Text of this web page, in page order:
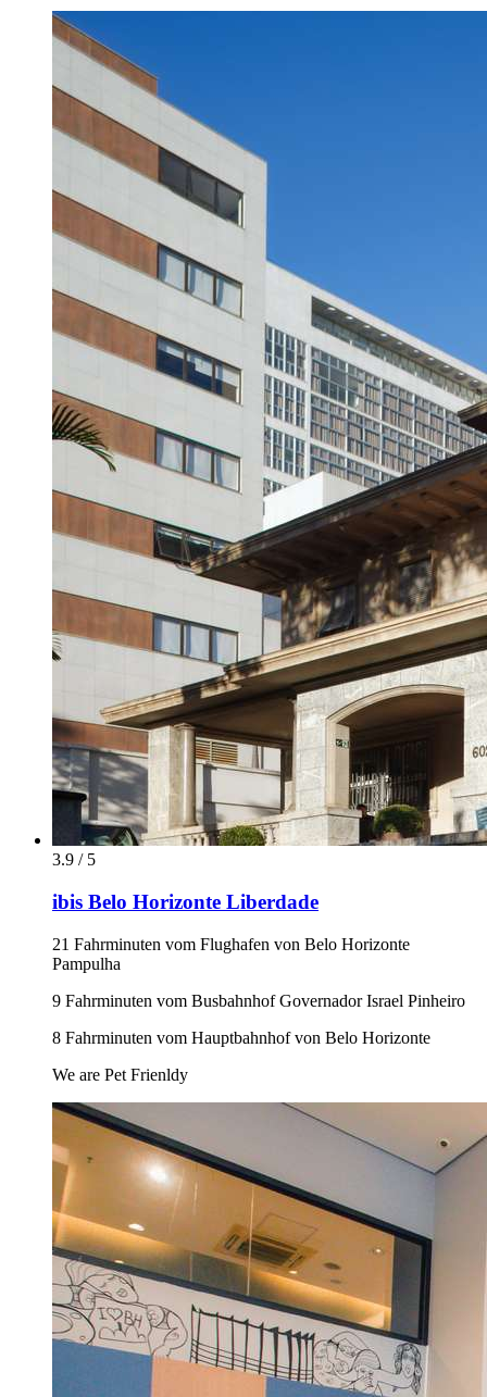
3.9 / 5
ibis Belo Horizonte Liberdade
21 Fahrminuten vom Flughafen von Belo Horizonte
Pampulha
9 Fahrminuten vom Busbahnhof Governador Israel Pinheiro
8 Fahrminuten vom Hauptbahnhof von Belo Horizonte
We are Pet Frienldy